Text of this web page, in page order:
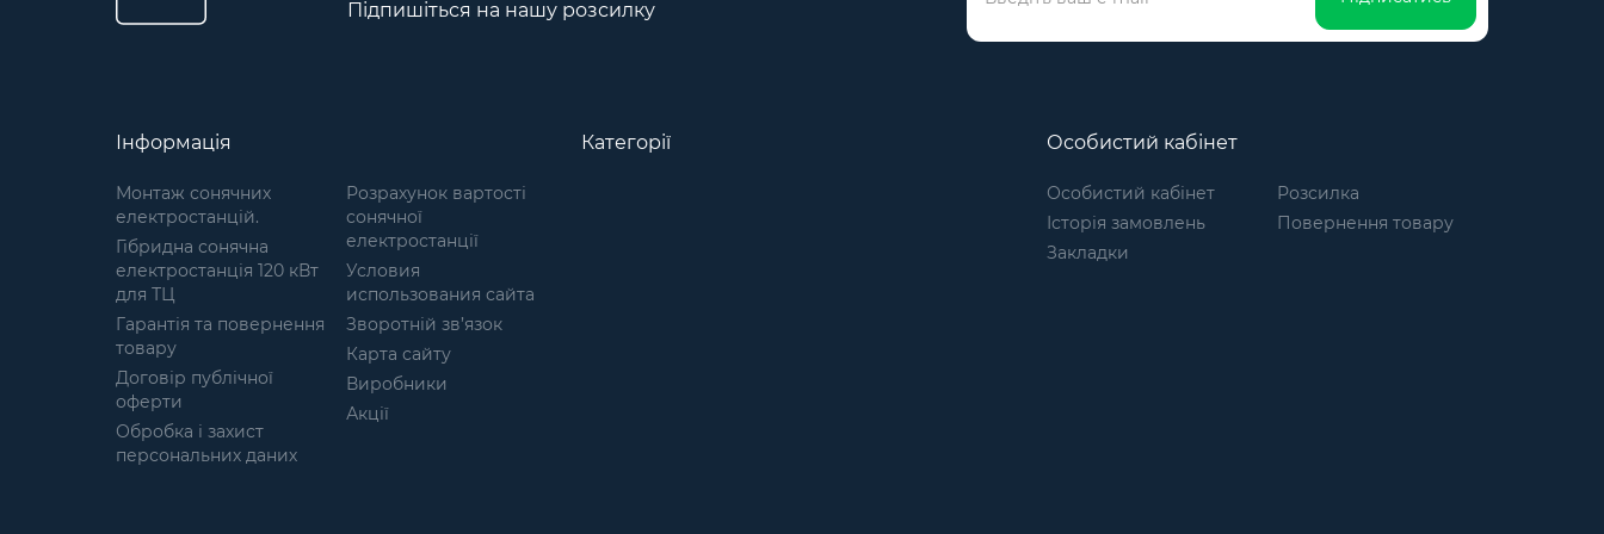
водопостачання. Особливості
стандартизації (Deutsches
Institut für Normung) DIN IEC
61554 (2002-08) «Панельне
обладнання. Електричні
вимірювальні прилади.
Розміри для монтажу на
панелі». Це робить його
придатним для установки на
панелі, значно скорочує
витрати на монтаж і наладку,
робить зручним для
подальшого обслуговування.
Використання в електронній
«начинці» сучасного
мікропроцесора сприяє
Підпишіться на нашу розсилку
Інформація
Монтаж сонячних
електростанцій.
Гібридна сонячна
електростанція 120 кВт
для ТЦ
Гарантія та повернення
товару
Договір публічної
оферти
Обробка і захист
персональних даних
Розрахунок вартості
сонячної
електростанції
Условия
использования сайта
Зворотній зв’язок
Карта сайту
Виробники
Акції
Категорії Особистий кабінет
Особистий кабінет
Історія замовлень
Закладки
Розсилка
Повернення товару